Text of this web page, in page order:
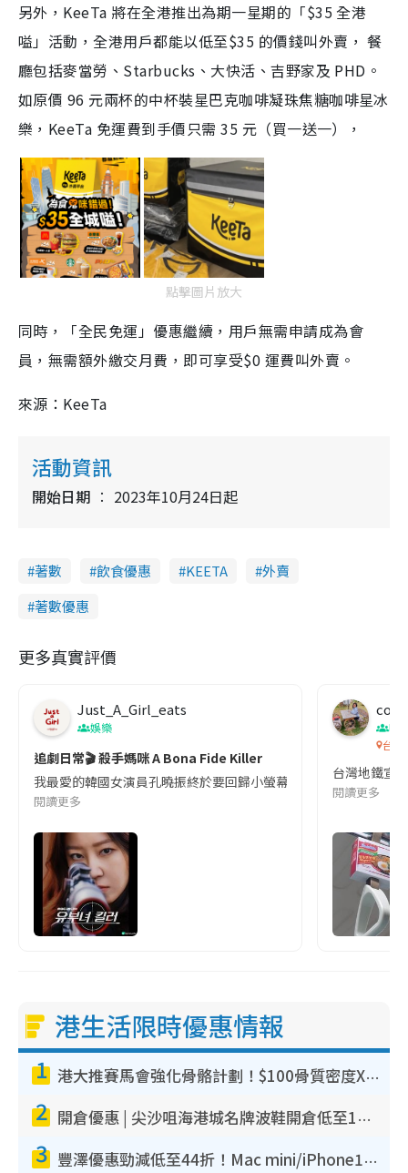
另外，KeeTa 將在全港推出為期一星期的「$35 全港
嗌」活動，全港用戶都能以低至$35 的價錢叫外賣， 餐
廳包括麥當勞、Starbucks、大快活、吉野家及 PHD。
如原價 96 元兩杯的中杯裝星巴克咖啡凝珠焦糖咖啡星冰
樂，KeeTa 免運費到手價只需 35 元（買一送一），
點擊圖片放大
同時，「全民免運」優惠繼續，用戶無需申請成為會
員，無需額外繳交月費，即可享受$0 運費叫外賣。
來源：KeeTa
活動資訊
開始日期 2023年10月24日起
著數 飲食優惠 KEETA
外賣
著數優惠
更多真實評價
Just_A_Girl_eats
娛樂
追劇日常🎬 殺手媽咪 A Bona Fide Killer
我最愛的韓國女演員孔曉振終於要回歸小螢幕啦!這次的劇本改編
閱讀更多
co
吹
台灣
台灣地鐵宣
閱讀更多
港生活限時優惠情報
1 港大推賽馬會強化骨骼計劃！$100骨質密度X光檢查 完成免費運動訓練送超市禮券！附參加資格
2 開倉優惠 | 尖沙咀海港城名牌波鞋開倉低至1折！On鞋$899起／Joy&Peace鞋履$98起
3 豐澤優惠勁減低至44折！Mac mini/iPhone17Pro大減價！廚房家電$220起